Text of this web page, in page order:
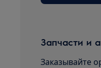
Запчасти и
Заказывайте